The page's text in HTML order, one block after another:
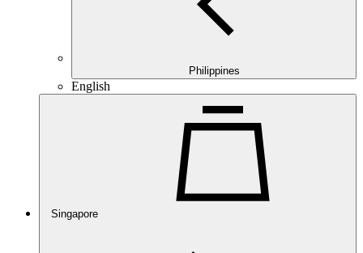
Philippines
English
Singapore